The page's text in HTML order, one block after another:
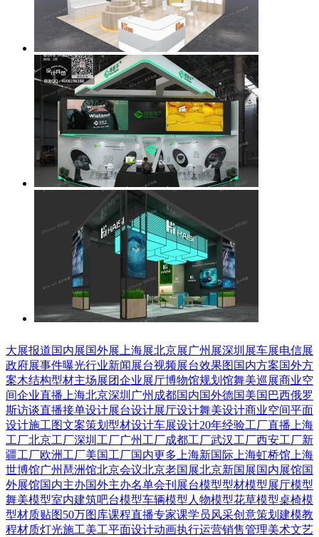
大展报道国内展国外展 上海展北京展广州展深圳展车展电信展
政府展事件曝光行业新闻 展台视频展台效果图 国内方案国外方
案木结构型材主场展团企业展厅博物馆规划馆舞美巡展商业空
间企业直播 上海北京深圳 广州 成都国内国外德国美国 巴西俄罗
斯访谈直播接单设计展台设计展厅设计舞美设计商业空间平面
设计施工图文案策划 型材设计车展设计20年经验工厂直播 上海
工厂北京工厂深圳工厂广州工厂成都工厂武汉工厂西安工厂新
疆工厂欧洲工厂美国工厂国内更多 上海新国际 上海虹桥馆 上海
世博馆广州琶洲馆北京会议北京老国展北京新国展国内展馆国
外展馆国内主办国外主办名单会刊 展台模型型材模型展厅模型
舞美模型室内建筑吧台模型车辆模型 人物模型花草模型桌椅模
型材质贴图50万图库课程直播专家课学员风采创意策划 建模教
程材质灯光施工美工平面设计动画执行运营销售管理美术文艺